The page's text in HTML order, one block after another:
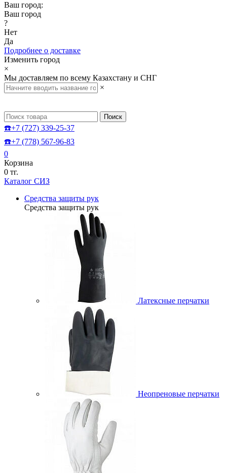
Ваш город:
Ваш город
?
Нет
Да
Подробнее о доставке
Изменить город
×
Мы доставляем по всему Казахстану и СНГ
×
Поиск
☎️+7 (727) 339-25-37
☎️+7 (778) 567-96-83
0
Корзина
0 тг.
Каталог СИЗ
Средства защиты рук
Средства защиты рук
Латексные перчатки
Неопреновые перчатки